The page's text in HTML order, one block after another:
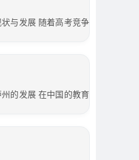
与发展 随着高考竞争
的发展 在中国的教育